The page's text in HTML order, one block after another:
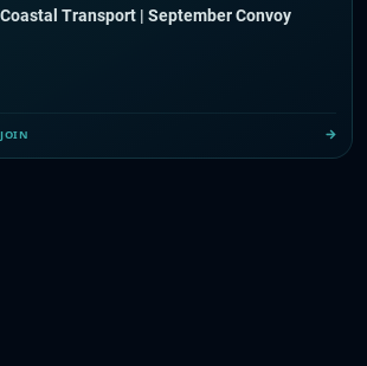
Coastal Transport | September Convoy
JOIN